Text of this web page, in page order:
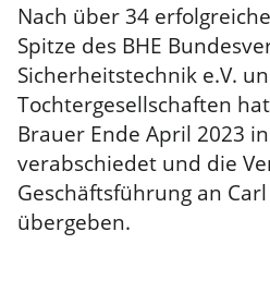
Nach über 34
Spitze des BHE
Sicherheitstechnik e.V.
Tochtergesellschaften
Brauer Ende April 2023
verabschiedet und die
Geschäftsführung an
übergeben.